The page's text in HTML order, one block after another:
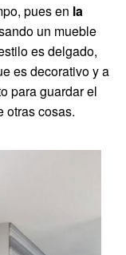
pues en la
un mueble
es delgado,
es decorativo y a
para guardar el
otras cosas.